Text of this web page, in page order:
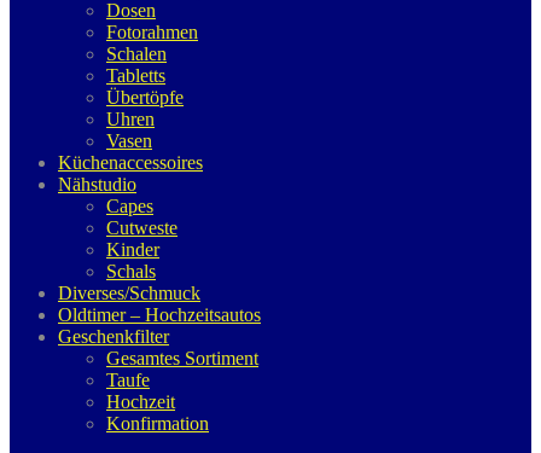
Dosen
Fotorahmen
Schalen
Tabletts
Übertöpfe
Uhren
Vasen
Küchenaccessoires
Nähstudio
Capes
Cutweste
Kinder
Schals
Diverses/Schmuck
Oldtimer – Hochzeitsautos
Geschenkfilter
Gesamtes Sortiment
Taufe
Hochzeit
Konfirmation